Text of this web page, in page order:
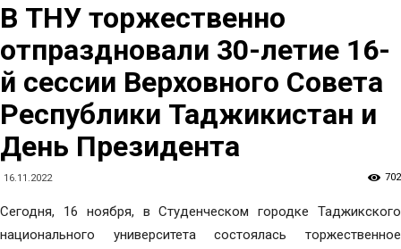
В ТНУ торжественно
отпраздновали 30-летие 16-
й сессии Верховного Совета
Республики Таджикистан и
День Президента
16.11.2022 702
Сегодня, 16 ноября, в Студенческом городке Таджикского
национального университета состоялась торжественное